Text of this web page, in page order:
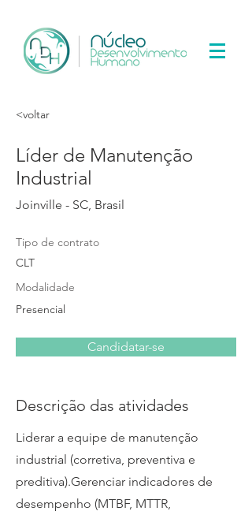
<voltar
Líder de Manutenção
Industrial
Joinville - SC, Brasil
Tipo de contrato
CLT
Modalidade
Presencial
Candidatar-se
Descrição das atividades
Liderar a equipe de manutenção
industrial (corretiva, preventiva e
preditiva).Gerenciar indicadores de
desempenho (MTBF, MTTR,